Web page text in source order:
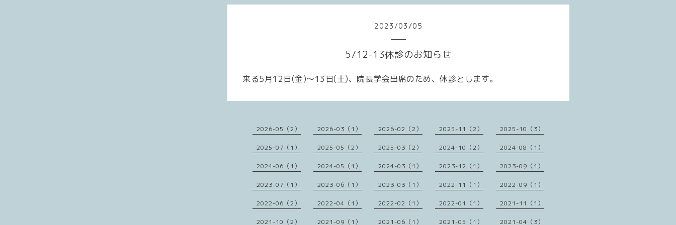
2023 /03 /05
5/12-13休診のお知らせ
来る5月12日(金)～13日(土)、院長学会出席のため、休診とします。
2026-05（2） 2026-03（1） 2026-02（2） 2025-11（2） 2025-10（3）
2025-07（1） 2025-05（2） 2025-03（2） 2024-10（2） 2024-08（1）
2024-06（1） 2024-05（1） 2024-03（1） 2023-12（1） 2023-09（1）
2023-07（1） 2023-06（1） 2023-03（1） 2022-11（1） 2022-09（1）
2022-06（2） 2022-04（1） 2022-02（1） 2022-01（1） 2021-11（1）
2021-10（2） 2021-09（1） 2021-06（1） 2021-05（1） 2021-04（3）